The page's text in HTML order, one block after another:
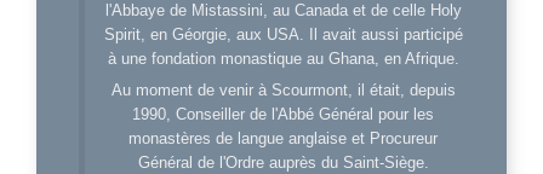
l'Abbaye de Mistassini, au Canada et de celle Holy
Spirit, en Géorgie, aux USA. Il avait aussi participé
à une fondation monastique au Ghana, en Afrique.
Au moment de venir à Scourmont, il était, depuis
1990, Conseiller de l'Abbé Général pour les
monastères de langue anglaise et Procureur
Général de l'Ordre auprès du Saint-Siège.